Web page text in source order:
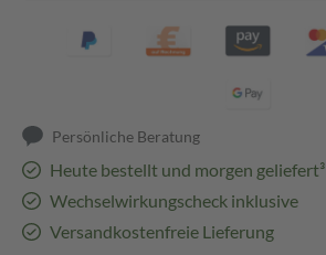
Persönliche Beratung
Heute bestellt und morgen geliefert³
Wechselwirkungscheck inklusive
Versandkostenfreie Lieferung